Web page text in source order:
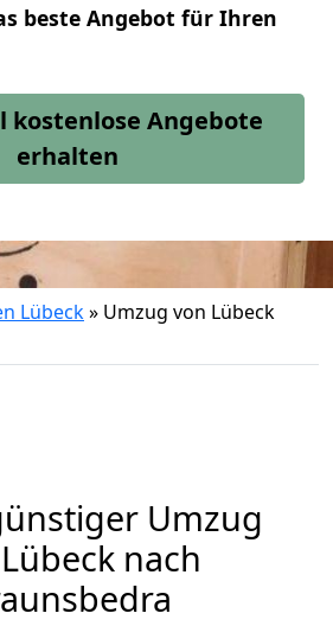
beste Angebot für Ihren
kostenlose Angebote
erhalten
Lübeck» Umzug von Lübeck
Umzug
nach